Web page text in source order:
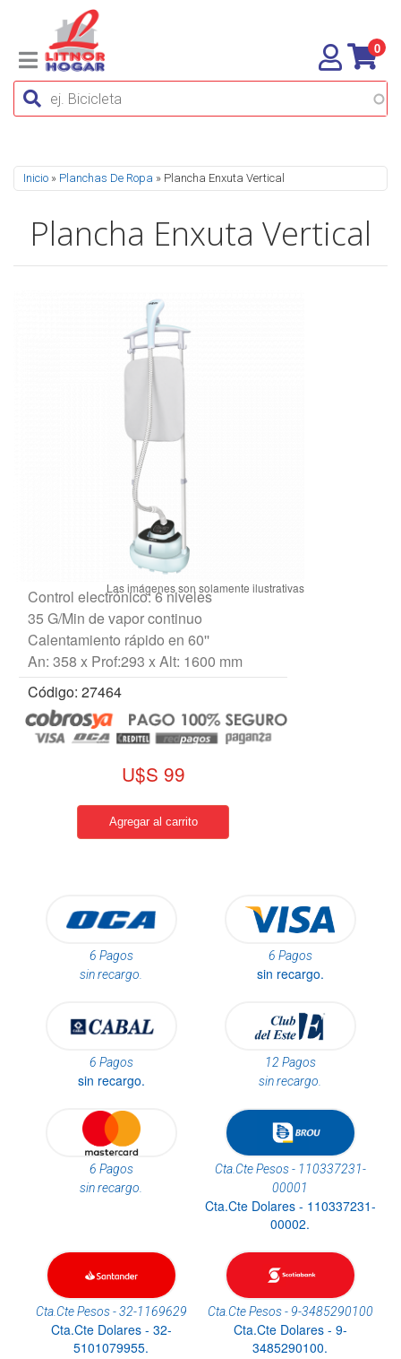
0
Se encuentra usted aquí
Inicio » Planchas De Ropa » Plancha Enxuta Vertical
Plancha Enxuta Vertical
Control electrónico: 6 niveles
35 G/Min de vapor continuo
Calentamiento rápido en 60''
An: 358 x Prof:293 x Alt: 1600 mm
Código: 27464
U$S 99
6 Pagos
sin recargo.
6 Pagos
sin recargo.
6 Pagos
sin recargo.
12 Pagos
sin recargo.
6 Pagos
sin recargo.
Cta.Cte Pesos - 110337231-
00001
Cta.Cte Dolares - 110337231-
00002.
Cta.Cte Pesos - 32-1169629
Cta.Cte Dolares - 32-
5101079955.
Cta.Cte Pesos - 9-3485290100
Cta.Cte Dolares - 9-
3485290100.